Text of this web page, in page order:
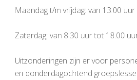
Maandag t/m vrijdag: van 13.00
Zaterdag: van 8.30 uur tot 18.00
Uitzonderingen zijn er voor
en donderdagochtend